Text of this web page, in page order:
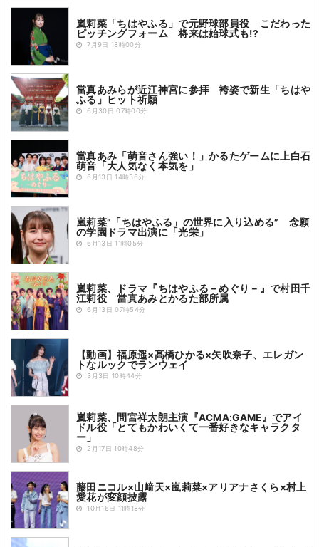
嵐莉菜「ちはやふる」で元野球部員役 こだわった
ピッチングフォーム 将来は始球式も!?
7月9日 18時00分
當真あみらが近江神宮に参拝 袴姿で新生「ちはや
ふる」ヒット祈願
6月30日 07時00分
當真あみ「萌音さん強い！」かるたゲームに上白石
萌音「大人気なく本気を」
6月13日 14時36分
嵐莉菜“「ちはやふる」の世界に入り込める” 念願
の学園ドラマ出演に「光栄」
6月13日 11時05分
嵐莉菜、ドラマ『ちはやふる－めぐり－』で村田千
江莉役 當真あみとかるた部所属
6月13日 07時54分
【動画】福原遥×髙橋ひかる×矢吹奈子、エレガン
トなルックでランウェイ
3月3日 10時44分
嵐莉菜、間宮祥太朗主演『ACMA:GAME』でアイ
ドル役「とてもかわいくて一番好きなキャラクタ
ー」
2月17日 10時48分
藤田ニコル×山﨑天×嵐莉菜×アリアナさくら×村上
愛花が変顔披露
10月16日 11時18分